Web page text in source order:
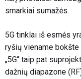
smarkiai sumažės.
5G tinklai iš esmės
ryšių viename
„5G“ taip pat
dažnių diapazone